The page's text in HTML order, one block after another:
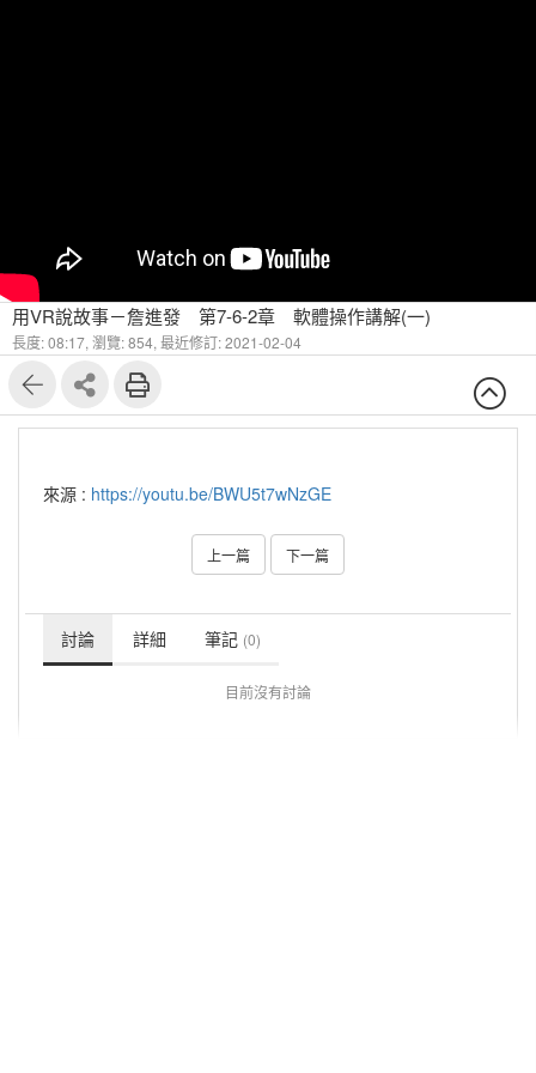
用VR說故事－詹進發 第7-6-2章 軟體操作講解(一)
長度: 08:17, 瀏覽: 854, 最近修訂: 2021-02-04
來源 : https://youtu.be/BWU5t7wNzGE
上一篇 下一篇
討論 詳細 筆記 (0)
目前沒有討論